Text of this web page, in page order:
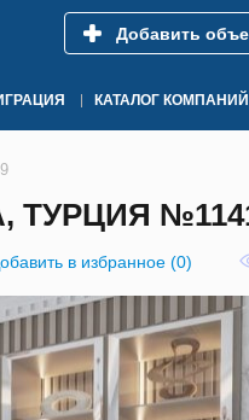
Добавить
КАТАЛОГ КОМПАНИЙ
ТУРЦИЯ
в избранное (0)